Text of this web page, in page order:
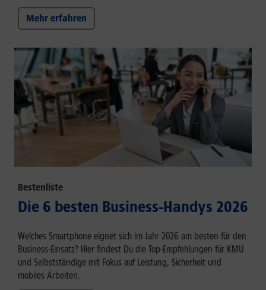
Mehr erfahren
Bestenliste
Die 6 besten Business-Handys 2026
Welches Smartphone eignet sich im Jahr 2026 am besten für den
Business-Einsatz? Hier findest Du die Top-Empfehlungen für KMU
und Selbstständige mit Fokus auf Leistung, Sicherheit und
mobiles Arbeiten.